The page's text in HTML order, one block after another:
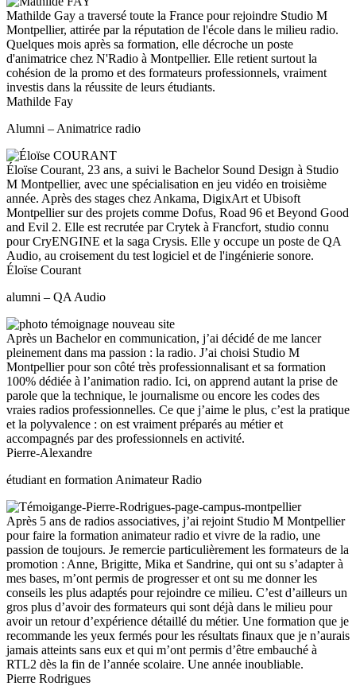
Mathilde Gay a traversé toute la France pour rejoindre Studio M
Montpellier, attirée par la réputation de l'école dans le milieu radio.
Quelques mois après sa formation, elle décroche un poste
d'animatrice chez N'Radio à Montpellier. Elle retient surtout la
cohésion de la promo et des formateurs professionnels, vraiment
investis dans la réussite de leurs étudiants.
Mathilde Fay
Alumni – Animatrice radio
Éloïse Courant, 23 ans, a suivi le Bachelor Sound Design à Studio
M Montpellier, avec une spécialisation en jeu vidéo en troisième
année. Après des stages chez Ankama, DigixArt et Ubisoft
Montpellier sur des projets comme Dofus, Road 96 et Beyond Good
and Evil 2. Elle est recrutée par Crytek à Francfort, studio connu
pour CryENGINE et la saga Crysis. Elle y occupe un poste de QA
Audio, au croisement du test logiciel et de l'ingénierie sonore.
Éloïse Courant
alumni – QA Audio
Après un Bachelor en communication, j’ai décidé de me lancer
pleinement dans ma passion : la radio. J’ai choisi Studio M
Montpellier pour son côté très professionnalisant et sa formation
100% dédiée à l’animation radio. Ici, on apprend autant la prise de
parole que la technique, le journalisme ou encore les codes des
vraies radios professionnelles. Ce que j’aime le plus, c’est la pratique
et la polyvalence : on est vraiment préparés au métier et
accompagnés par des professionnels en activité.
Pierre-Alexandre
étudiant en formation Animateur Radio
Après 5 ans de radios associatives, j’ai rejoint Studio M Montpellier
pour faire la formation animateur radio et vivre de la radio, une
passion de toujours. Je remercie particulièrement les formateurs de la
promotion : Anne, Brigitte, Mika et Sandrine, qui ont su s’adapter à
mes bases, m’ont permis de progresser et ont su me donner les
conseils les plus adaptés pour rejoindre ce milieu. C’est d’ailleurs un
gros plus d’avoir des formateurs qui sont déjà dans le milieu pour
avoir un retour d’expérience détaillé du métier. Une formation que je
recommande les yeux fermés pour les résultats finaux que je n’aurais
jamais atteints sans eux et qui m’ont permis d’être embauché à
RTL2 dès la fin de l’année scolaire. Une année inoubliable.
Pierre Rodrigues